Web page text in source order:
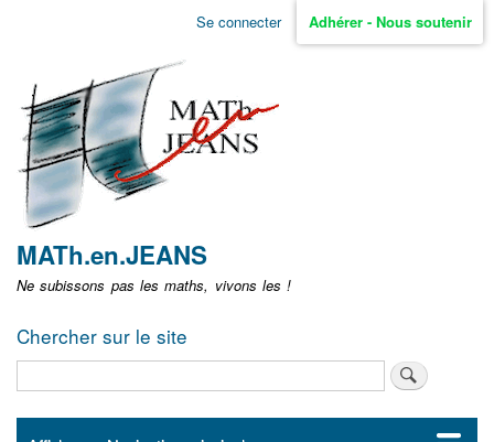
Aller
non
identifié
Se connecter Adhérer - Nous soutenir
MATh.en.JEANS
Ne subissons pas les maths, vivons les !
Chercher sur le site